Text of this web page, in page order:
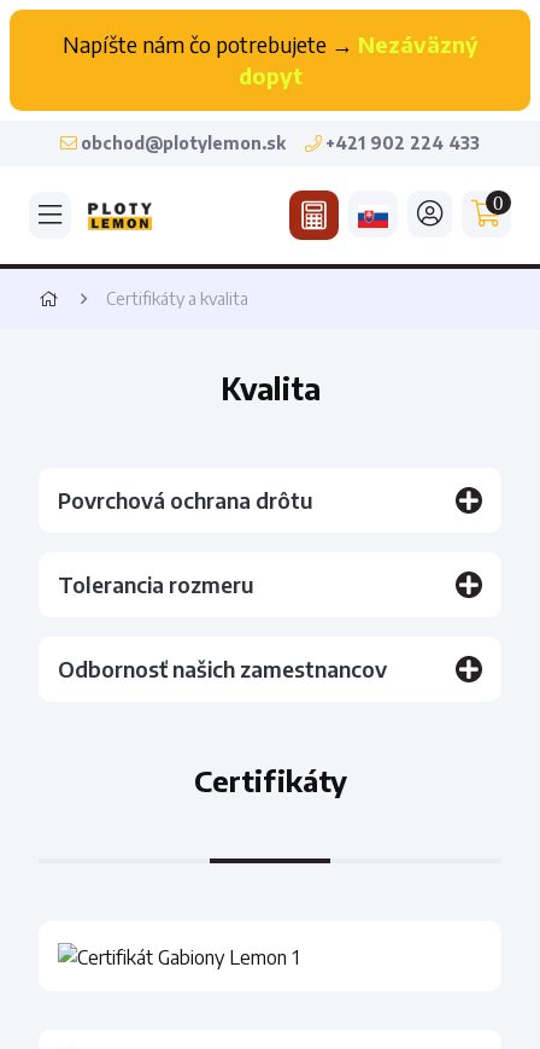
Napíšte nám čo potrebujete → Nezáväzný
dopyt
obchod@plotylemon.sk +421 902 224 433
0
Certifikáty a kvalita
Kvalita
Povrchová ochrana drôtu
Tolerancia rozmeru
Odbornosť našich zamestnancov
Certifikáty